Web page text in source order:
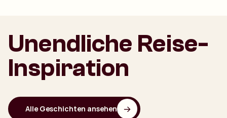
Unendliche Reise-
Inspiration
Alle Geschichten ansehen